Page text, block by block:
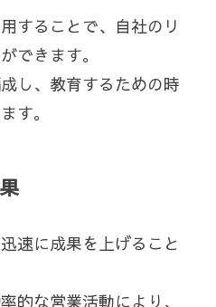
することで、自社のリ
できます。
し、教育するための時
す。
速に成果を上げること
的な営業活動により、